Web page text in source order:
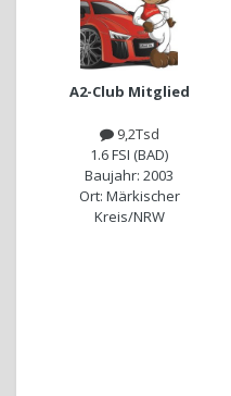
A2-Club Mitglied
9,2Tsd
1.6 FSI (BAD)
Baujahr: 2003
Ort: Märkischer
Kreis/NRW